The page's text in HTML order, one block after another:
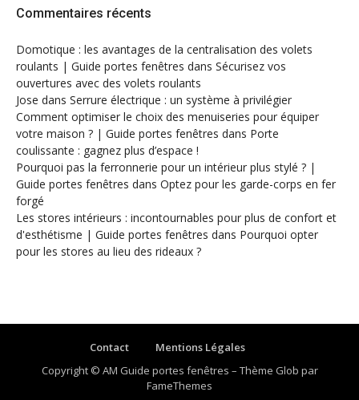
Commentaires récents
Domotique : les avantages de la centralisation des volets
roulants | Guide portes fenêtres dans Sécurisez vos
ouvertures avec des volets roulants
Jose dans Serrure électrique : un système à privilégier
Comment optimiser le choix des menuiseries pour équiper
votre maison ? | Guide portes fenêtres dans Porte
coulissante : gagnez plus d’espace !
Pourquoi pas la ferronnerie pour un intérieur plus stylé ? |
Guide portes fenêtres dans Optez pour les garde-corps en fer
forgé
Les stores intérieurs : incontournables pour plus de confort et
d'esthétisme | Guide portes fenêtres dans Pourquoi opter
pour les stores au lieu des rideaux ?
Contact
Mentions Légales
Copyright © AM Guide portes fenêtres – Thème Glob par
FameThemes